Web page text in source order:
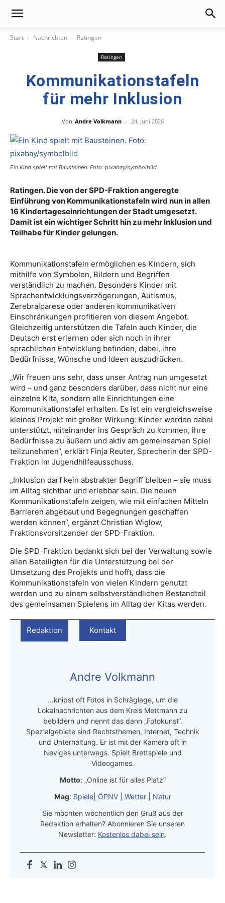
Start Nachrichten Ratingen
Ratingen
Kommunikationstafeln
für mehr Inklusion
Von Andre Volkmann - 24. Juni 2026
Ein Kind spielt mit Bausteinen. Foto: pixabay/symbolbild
Ratingen. Die von der SPD-Fraktion angeregte
Einführung von Kommunikationstafeln wird nun in allen
16 Kindertageseinrichtungen der Stadt umgesetzt.
Damit ist ein wichtiger Schritt hin zu mehr Inklusion und
Teilhabe für Kinder gelungen.
Kommunikationstafeln ermöglichen es Kindern, sich
mithilfe von Symbolen, Bildern und Begriffen
verständlich zu machen. Besonders Kinder mit
Sprachentwicklungsverzögerungen, Autismus,
Zerebralparese oder anderen kommunikativen
Einschränkungen profitieren von diesem Angebot.
Gleichzeitig unterstützen die Tafeln auch Kinder, die
Deutsch erst erlernen oder sich noch in ihrer
sprachlichen Entwicklung befinden, dabei, ihre
Bedürfnisse, Wünsche und Ideen auszudrücken.
„Wir freuen uns sehr, dass unser Antrag nun umgesetzt
wird – und ganz besonders darüber, dass nicht nur eine
einzelne Kita, sondern alle Einrichtungen eine
Kommunikationstafel erhalten. Es ist ein vergleichsweise
kleines Projekt mit großer Wirkung: Kinder werden dabei
unterstützt, miteinander ins Gespräch zu kommen, ihre
Bedürfnisse zu äußern und aktiv am gemeinsamen Spiel
teilzunehmen“, erklärt Finja Reuter, Sprecherin der SPD-
Fraktion im Jugendhilfeausschuss.
„Inklusion darf kein abstrakter Begriff bleiben – sie muss
im Alltag sichtbar und erlebbar sein. Die neuen
Kommunikationstafeln zeigen, wie mit einfachen Mitteln
Barrieren abgebaut und Begegnungen geschaffen
werden können“, ergänzt Christian Wiglow,
Fraktionsvorsitzender der SPD-Fraktion.
Die SPD-Fraktion bedankt sich bei der Verwaltung sowie
allen Beteiligten für die Unterstützung bei der
Umsetzung des Projekts und hofft, dass die
Kommunikationstafeln von vielen Kindern genutzt
werden und zu einem selbstverständlichen Bestandteil
des gemeinsamen Spielens im Alltag der Kitas werden.
Redaktion Kontakt
Andre Volkmann
…knipst oft Fotos in Schräglage, um die
Lokalnachrichten aus dem Kreis Mettmann zu
bebildern und nennt das dann „Fotokunst“.
Spezialgebiete sind Rechtsthemen, Internet, Technik
und Unterhaltung. Er ist mit der Kamera oft in
Neviges unterwegs. Spielt Brettspiele und
Videogames.
Motto: „Online ist für alles Platz“
Mag: Spiele| ÖPNV| Wetter| Natur
Sie möchten wöchentlich den Gruß aus der
Redaktion erhalten? Abonnieren Sie unseren
Newsletter: Kostenlos dabei sein.